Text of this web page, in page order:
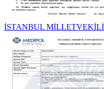
İSTANBUL